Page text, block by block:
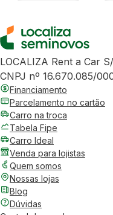
LOCALIZA Rent a Car
CNPJ nº 16.670.085/
Financiamento
Parcelamento no cartão
Carro na troca
Tabela Fipe
Carro Ideal
Venda para lojistas
Quem somos
Nossas lojas
Blog
Dúvidas